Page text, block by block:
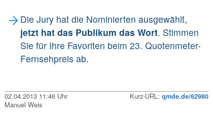
Die Jury hat die Nominierten ausgewählt,
jetzt hat das Publikum das Wort. Stimmen
Sie für Ihre Favoriten beim 23. Quotenmeter-
Fernsehpreis ab.
02.04.2013 11:46 Uhr Kurz-URL: qmde.de/62980
Manuel Weis